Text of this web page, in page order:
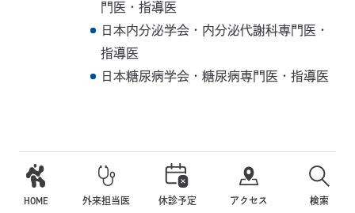
HOME 外来担当医 休診予定 アクセス 検索
門医・指導医
日本内分泌学会・内分泌代謝科専門医・
指導医
日本糖尿病学会・糖尿病専門医・指導医
第124回（通算 第172回）糖尿病と肥満症